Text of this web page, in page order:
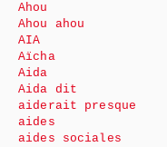
Ahou
Ahou ahou
AIA
Aïcha
Aida
Aida dit
aiderait presque
aides
aides sociales